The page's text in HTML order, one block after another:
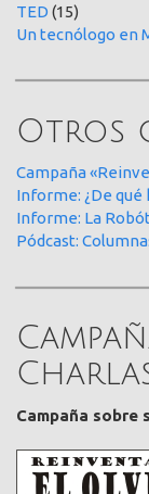
TED (15)
Un tecnólogo en
Otros
Campaña
Informe: ¿De qué
Informe: La
Pódcast:
Campaña sobre